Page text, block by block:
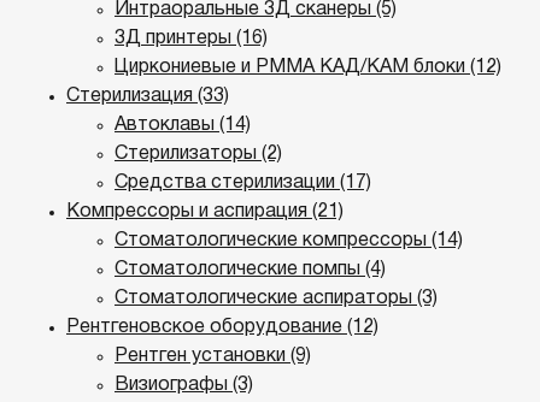
Интраоральные 3Д сканеры (5)
3Д принтеры (16)
Циркониевые и РММА КАД/КАМ блоки (12)
Стерилизация (33)
Автоклавы (14)
Стерилизаторы (2)
Средства стерилизации (17)
Компрессоры и аспирация (21)
Стоматологические компрессоры (14)
Стоматологические помпы (4)
Стоматологические аспираторы (3)
Рентгеновское оборудование (12)
Рентген установки (9)
Визиографы (3)